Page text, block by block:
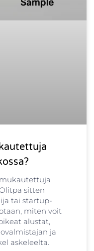
sitten
tai startup-
miten voit
alustat,
ja
askeleelta.